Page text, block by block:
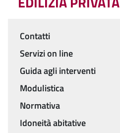
Menu
Contatti
Servizi on line
Guida agli interventi
Modulistica
Normativa
Idoneità abitative